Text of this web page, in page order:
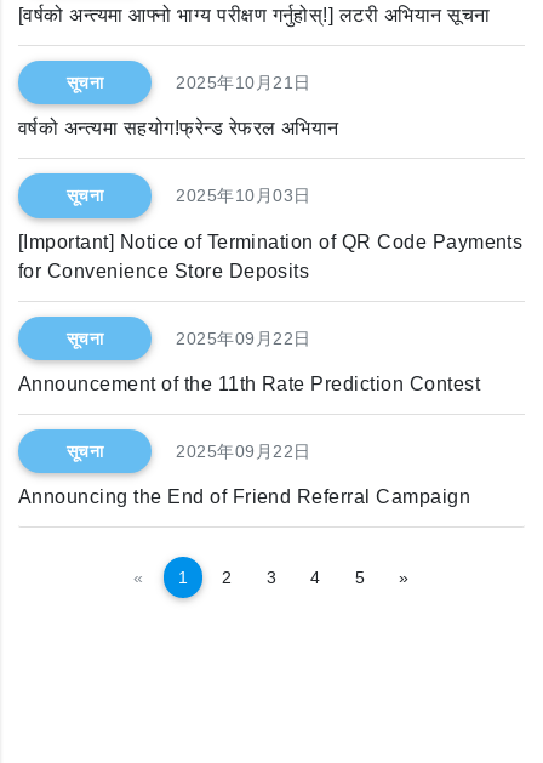
[वर्षको अन्त्यमा आफ्नो भाग्य परीक्षण गर्नुहोस्!] लटरी अभियान सूचना
सूचना 2025年10月21日
वर्षको अन्त्यमा सहयोग!फ्रेन्ड रेफरल अभियान
सूचना 2025年10月03日
[Important] Notice of Termination of QR Code Payments
for Convenience Store Deposits
सूचना 2025年09月22日
Announcement of the 11th Rate Prediction Contest
सूचना 2025年09月22日
Announcing the End of Friend Referral Campaign
« अघिल्लो1 2 3 4 5 »अर्को